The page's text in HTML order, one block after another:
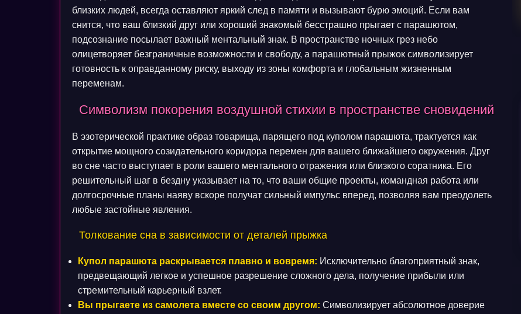
близких людей, всегда оставляют яркий след в памяти и вызывают бурю эмоций. Если вам
снится, что ваш близкий друг или хороший знакомый бесстрашно прыгает с парашютом,
подсознание посылает важный ментальный знак. В пространстве ночных грез небо
олицетворяет безграничные возможности и свободу, а парашютный прыжок символизирует
готовность к оправданному риску, выходу из зоны комфорта и глобальным жизненным
переменам.
Символизм покорения воздушной стихии в пространстве сновидений
В эзотерической практике образ товарища, парящего под куполом парашюта, трактуется как
открытие мощного созидательного коридора перемен для вашего ближайшего окружения. Друг
во сне часто выступает в роли вашего ментального отражения или близкого соратника. Его
решительный шаг в бездну указывает на то, что ваши общие проекты, командная работа или
долгосрочные планы наяву вскоре получат сильный импульс вперед, позволяя вам преодолеть
любые застойные явления.
Толкование сна в зависимости от деталей прыжка
Купол парашюта раскрывается плавно и вовремя: Исключительно благоприятный знак,
предвещающий легкое и успешное разрешение сложного дела, получение прибыли или
стремительный карьерный взлет.
Вы прыгаете из самолета вместе со своим другом: Символизирует абсолютное доверие